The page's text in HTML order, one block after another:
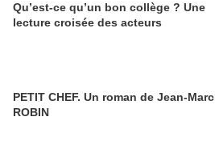
Qu’est-ce qu’un bon collège ? Une
lecture croisée des acteurs
PETIT CHEF. Un roman de Jean-Marc
ROBIN